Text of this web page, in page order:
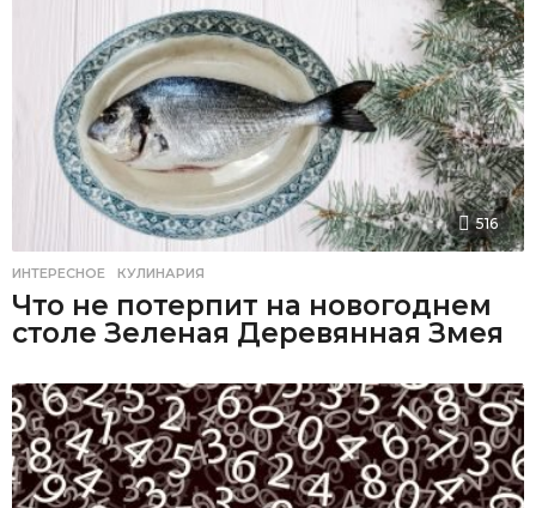
516
ИНТЕРЕСНОЕ ,КУЛИНАРИЯ
Что не потерпит на новогоднем
столе Зеленая Деревянная Змея